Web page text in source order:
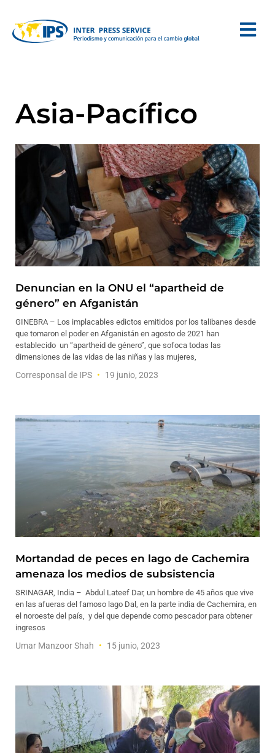
Asia-Pacífico
Denuncian en la ONU el “apartheid de
género” en Afganistán
GINEBRA – Los implacables edictos emitidos por los talibanes desde
que tomaron el poder en Afganistán en agosto de 2021 han
establecido un “apartheid de género”, que sofoca todas las
dimensiones de las vidas de las niñas y las mujeres,
Corresponsal de IPS 19 junio, 2023
Mortandad de peces en lago de Cachemira
amenaza los medios de subsistencia
SRINAGAR, India – Abdul Lateef Dar, un hombre de 45 años que vive
en las afueras del famoso lago Dal, en la parte india de Cachemira, en
el noroeste del país, y del que depende como pescador para obtener
ingresos
Umar Manzoor Shah 15 junio, 2023